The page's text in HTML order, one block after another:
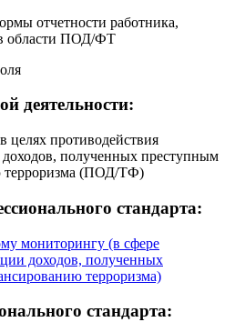
отчетности работника,
в области ПОД/ФТ
деятельности:
противодействия
полученных преступным
терроризма (ПОД/ТФ)
стандарта:
мониторингу (в сфере
доходов, полученных
терроризма)
стандарта: